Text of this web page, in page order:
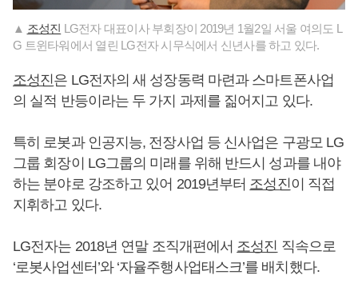
▲ 조성진 LG전자 대표이사 부회장이 2019년 1월2일 서울 여의도 L
G 트윈타워에서 열린 LG전자 시무식에서 신년사를 하고 있다.
조성진은 LG전자의 새 성장동력 마련과 스마트폰사업
의 실적 반등이라는 두 가지 과제를 짊어지고 있다.
특히 로봇과 인공지능, 전장사업 등 신사업은 구광모 LG
그룹 회장이 LG그룹의 미래를 위해 반드시 성과를 내야
하는 분야로 강조하고 있어 2019년부터 조성진이 직접
지휘하고 있다.
LG전자는 2018년 연말 조직개편에서 조성진 직속으로
‘로봇사업센터’와 ‘자율주행사업태스크’를 배치했다.